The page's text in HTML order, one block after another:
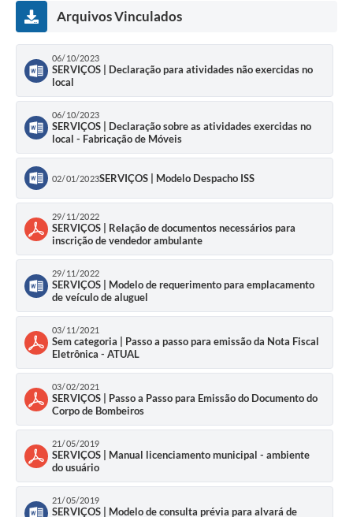
Arquivos Vinculados
06/10/2023
SERVIÇOS | Declaração para atividades não exercidas no
local
06/10/2023
SERVIÇOS | Declaração sobre as atividades exercidas no
local - Fabricação de Móveis
02/01/2023SERVIÇOS | Modelo Despacho ISS
29/11/2022
SERVIÇOS | Relação de documentos necessários para
inscrição de vendedor ambulante
29/11/2022
SERVIÇOS | Modelo de requerimento para emplacamento
de veículo de aluguel
03/11/2021
Sem categoria | Passo a passo para emissão da Nota Fiscal
Eletrônica - ATUAL
03/02/2021
SERVIÇOS | Passo a Passo para Emissão do Documento do
Corpo de Bombeiros
21/05/2019
SERVIÇOS | Manual licenciamento municipal - ambiente
do usuário
21/05/2019
SERVIÇOS | Modelo de consulta prévia para alvará de